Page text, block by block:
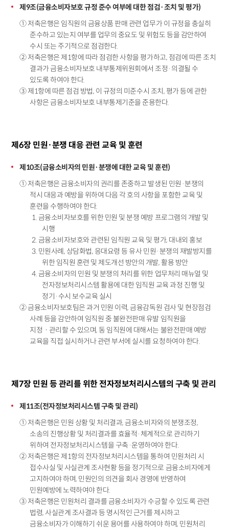
제9조(금융소비자보호 규정 준수 여부에 대한 점검·조치 및 평가)
① 저축은행은 임직원의 금융상품 판매 관련 업무가 이 규정을 충실히
준수하고 있는지 여부를 업무의 중요도 및 위험도 등을 감안하여
수시 또는 주기적으로 점검한다.
② 저축은행은 제1항에 따라 점검한 사항을 평가하고, 점검에 따른 조치
결과가 금융소비자보호 내부통제위원회에서 조정·의결될 수
있도록 하여야 한다.
③ 제1항에 따른 점검 방법, 이 규정의 미준수시 조치, 평가 등에 관한
사항은 금융소비자보호 내부통제기준을 준용한다.
제6장 민원·분쟁 대응 관련 교육 및 훈련
제10조(금융소비자의 민원·분쟁에 대한 교육 및 훈련)
① 저축은행은 금융소비자의 권리를 존중하고 발생된 민원·분쟁의
적시 대응과 예방을 위하여 다음 각 호의 사항을 포함한 교육 및
훈련을 수행하여야 한다.
1. 금융소비자보호를 위한 민원 및 분쟁 예방 프로그램의 개발 및
시행
2. 금융소비자보호와 관련된 임직원 교육 및 평가, 대내외 홍보
3. 민원사례, 상담화법, 응대요령 등 유사 민원·분쟁의 재발방지를
위한 임직원 훈련 및 제도개선 방안의 개발, 활용 방안
4. 금융소비자의 민원 및 분쟁의 처리를 위한 업무처리 매뉴얼 및
전자정보처리시스템 활용에 대한 임직원 교육 과정 진행 및
정기·수시 보수교육 실시
② 금융소비자보호팀은 과거 민원 이력, 금융감독원 검사 및 현장점검
사례 등을 감안하여 임직원 중 불완전판매 유발 임직원을
지정ㆍ관리할 수 있으며, 동 임직원에 대해서는 불완전판매 예방
교육을 직접 실시하거나 관련 부서에 실시를 요청하여야 한다.
제7장 민원 등 관리를 위한 전자정보처리시스템의 구축 및 관리
제11조(전자정보처리시스템 구축 및 관리)
① 저축은행은 민원 상황 및 처리결과, 금융소비자와의 분쟁조정,
소송의 진행상황 및 처리결과를 효율적·체계적으로 관리하기
위하여 전자정보처리시스템을 구축·운영하여야 한다.
② 저축은행은 제1항의 전자정보처리시스템을 통하여 민원처리 시
접수사실 및 사실관계 조사현황 등을 정기적으로 금융소비자에게
고지하여야 하며, 민원인의 의견을 회사 경영에 반영하여
민원예방에 노력하여야 한다.
③ 저축은행은 민원처리 결과를 금융소비자가 수긍할 수 있도록 관련
법령, 사실관계 조사결과 등 명시적인 근거를 제시하고
금융소비자가 이해하기 쉬운 용어를 사용하여야 하며, 민원처리